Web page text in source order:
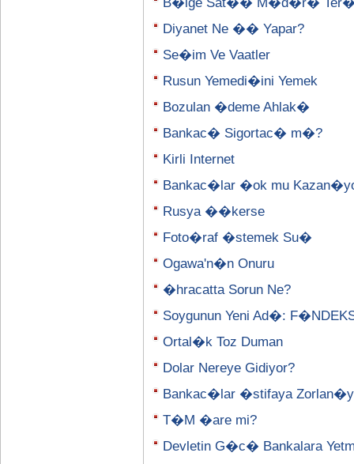
Diyanet Ne �� Yapar?
Se�im Ve Vaatler
Rusun Yemedi�ini Yemek
Bozulan �deme Ahlak�
Bankac� Sigortac� m�?
Kirli Internet
Bankac�lar �ok mu
Rusya ��kerse
Foto�raf �stemek Su�
Ogawa'n�n Onuru
�hracatta Sorun Ne?
Soygunun Yeni Ad�:
Ortal�k Toz Duman
Dolar Nereye Gidiyor?
Bankac�lar �stifaya
T�M �are mi?
Devletin G�c� Bankalara